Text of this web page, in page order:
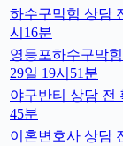
하수구막힘 상담
시16분
영등포하수구막
29일 19시51분
야구반티 상담 전
45분
이혼변호사 상담